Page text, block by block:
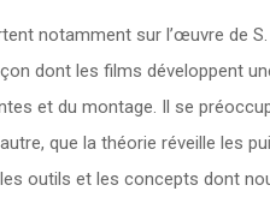
notamment sur l’œuvre de
dont les films développent
et du montage. Il se
que la théorie réveille les
outils et les concepts dont